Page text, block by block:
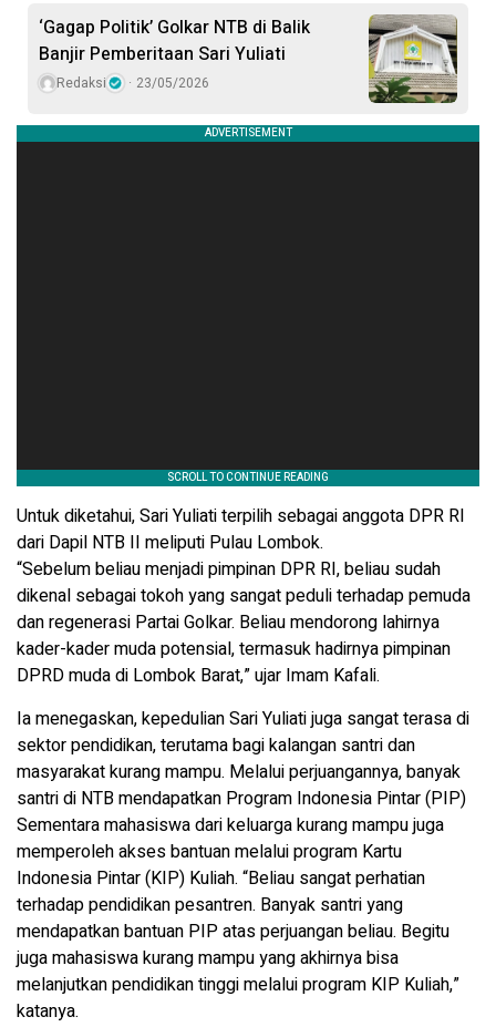
‘Gagap Politik’ Golkar NTB di Balik
Banjir Pemberitaan Sari Yuliati
Redaksi 23/05/2026
Untuk diketahui, Sari Yuliati terpilih sebagai anggota DPR RI
dari Dapil NTB II meliputi Pulau Lombok.
“Sebelum beliau menjadi pimpinan DPR RI, beliau sudah
dikenal sebagai tokoh yang sangat peduli terhadap pemuda
dan regenerasi Partai Golkar. Beliau mendorong lahirnya
kader-kader muda potensial, termasuk hadirnya pimpinan
DPRD muda di Lombok Barat,” ujar Imam Kafali.
Ia menegaskan, kepedulian Sari Yuliati juga sangat terasa di
sektor pendidikan, terutama bagi kalangan santri dan
masyarakat kurang mampu. Melalui perjuangannya, banyak
santri di NTB mendapatkan Program Indonesia Pintar (PIP)
Sementara mahasiswa dari keluarga kurang mampu juga
memperoleh akses bantuan melalui program Kartu
Indonesia Pintar (KIP) Kuliah. “Beliau sangat perhatian
terhadap pendidikan pesantren. Banyak santri yang
mendapatkan bantuan PIP atas perjuangan beliau. Begitu
juga mahasiswa kurang mampu yang akhirnya bisa
melanjutkan pendidikan tinggi melalui program KIP Kuliah,”
katanya.